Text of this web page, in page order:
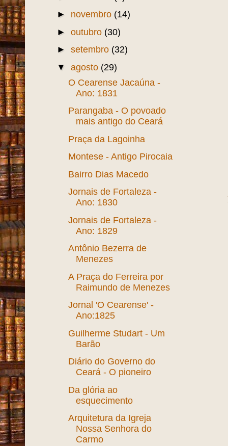
► novembro (14)
► outubro (30)
► setembro (32)
▼ agosto (29)
O Cearense Jacaúna -
Ano: 1831
Parangaba - O povoado
mais antigo do Ceará
Praça da Lagoinha
Montese - Antigo Pirocaia
Bairro Dias Macedo
Jornais de Fortaleza -
Ano: 1830
Jornais de Fortaleza -
Ano: 1829
Antônio Bezerra de
Menezes
A Praça do Ferreira por
Raimundo de Menezes
Jornal 'O Cearense' -
Ano:1825
Guilherme Studart - Um
Barão
Diário do Governo do
Ceará - O pioneiro
Da glória ao
esquecimento
Arquitetura da Igreja
Nossa Senhora do
Carmo